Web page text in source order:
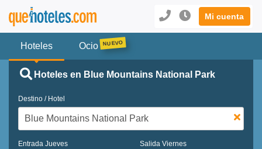
Mi cuenta
Hoteles Ocio
Hoteles en Blue Mountains National Park
Destino / Hotel
Entrada Jueves Salida Viernes